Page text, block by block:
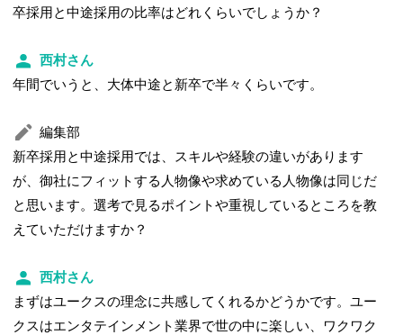
卒採用と中途採用の比率はどれくらいでしょうか？
西村さん
年間でいうと、大体中途と新卒で半々くらいです。
編集部
新卒採用と中途採用では、スキルや経験の違いがあります
が、御社にフィットする人物像や求めている人物像は同じだ
と思います。選考で見るポイントや重視しているところを教
えていただけますか？
西村さん
まずはユークスの理念に共感してくれるかどうかです。ユー
クスはエンタテインメント業界で世の中に楽しい、ワクワク